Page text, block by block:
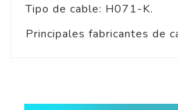
Tipo de cable: H071-K.
Principales fabricantes de